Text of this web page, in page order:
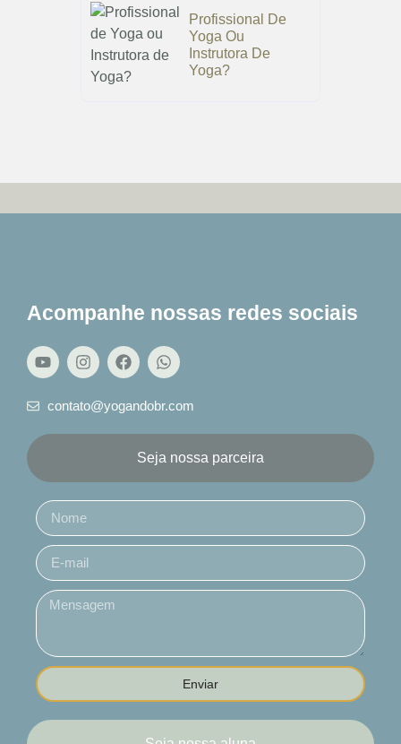
Profissional De
Yoga Ou
Instrutora De
Yoga?
Acompanhe nossas redes sociais
contato@yogandobr.com
Seja nossa parceira
Enviar